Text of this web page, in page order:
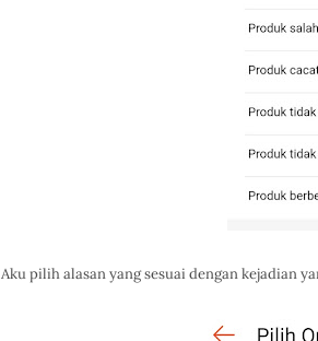
Aku pilih alasan yang sesuai dengan kejadian